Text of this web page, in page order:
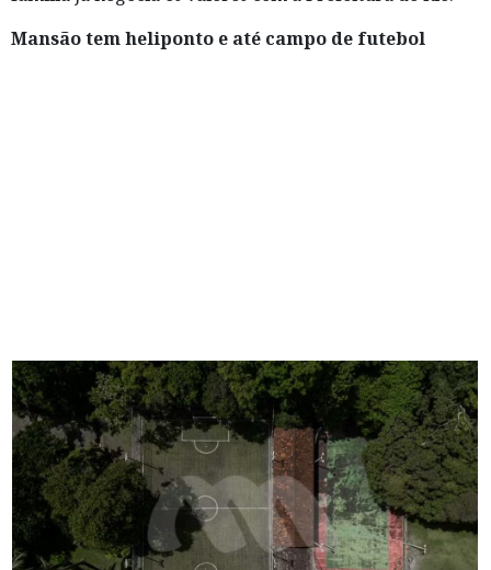
Mansão tem heliponto e até campo de futebol